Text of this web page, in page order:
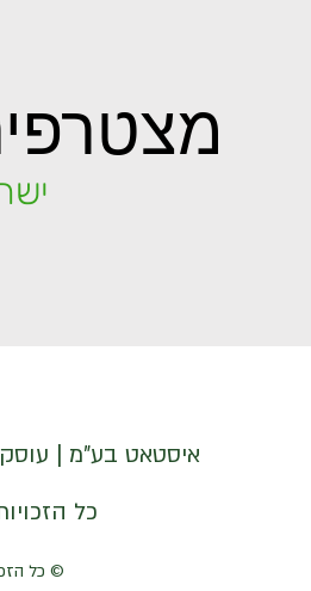
איסטאט בע"מ | עוסק מורשה 512838947 | מנדלבלט 3
© כל